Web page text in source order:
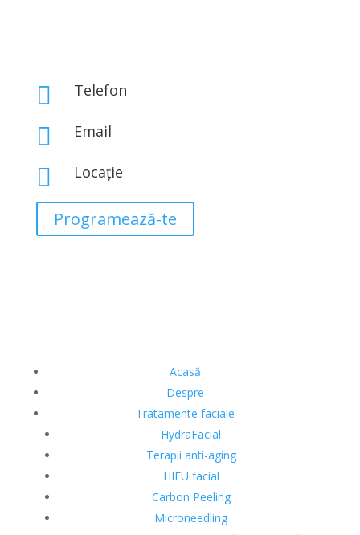
 Telefon
 Email
 Locație
Programează-te
Acasă
Despre
Tratamente faciale
HydraFacial
Terapii anti-aging
HIFU facial
Carbon Peeling
Microneedling